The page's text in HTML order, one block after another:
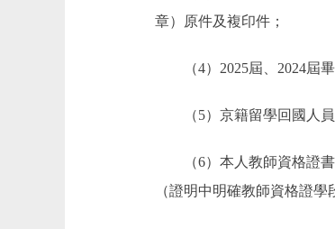
章）原件及複印件；
（4）2025屆、2024屆畢
（5）京籍留學回國人員
（6）本人教師資格證書
（證明中明確教師資格證學